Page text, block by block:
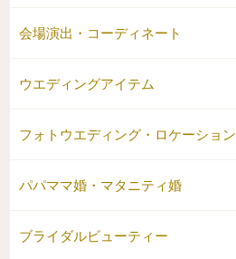
会場演出・コーディネート
ウエディングアイテム
フォトウエディング・ロケーション
パパママ婚・マタニティ婚
ブライダルビューティー